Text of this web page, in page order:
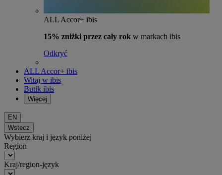
ALL Accor+ ibis
15% zniżki przez cały rok w markach ibis
Odkryć
ALL Accor+ ibis
Witaj w ibis
Butik ibis
Więcej
EN
Wstecz
Wybierz kraj i język poniżej
Region
Kraj/region-język